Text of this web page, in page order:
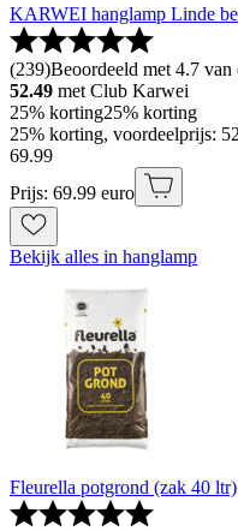
KARWEI hanglamp Linde
(239)Beoordeeld met 4.7
52.49 met Club Karwei
25% korting25% korting
25% korting, voordeelprijs:
69.99
Prijs: 69.99 euro
Bekijk alles in hanglamp
Fleurella potgrond (zak 40 ltr)